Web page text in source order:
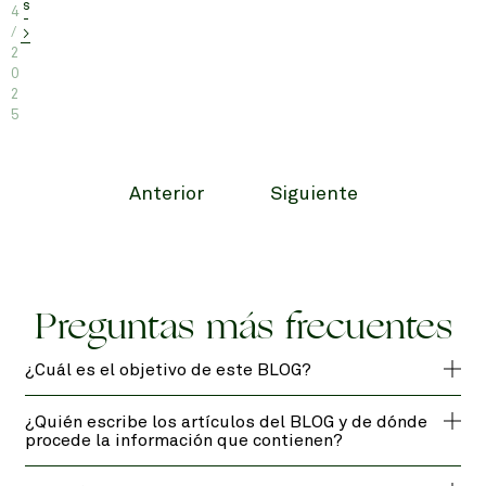
4
/
2
0
2
5
s
-
>
Anterior Siguiente
Preguntas más frecuentes
¿Cuál es el objetivo de este BLOG?
¿Quién escribe los artículos del BLOG y de dónde
procede la información que contienen?